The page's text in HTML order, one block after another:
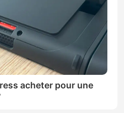
acheter pour une